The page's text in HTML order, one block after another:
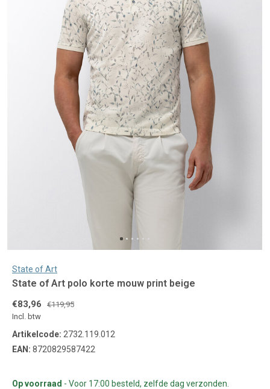
State of Art
State of Art polo korte mouw print beige
€83,96
€119,95
Incl. btw
Artikelcode: 2732.119.012
EAN: 8720829587422
Op voorraad - Voor 17:00 besteld, zelfde dag verzonden.